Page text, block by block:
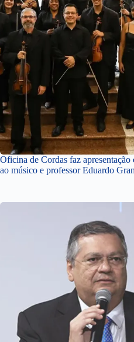
Oficina de Cordas faz apresentação
ao músico e professor Eduardo